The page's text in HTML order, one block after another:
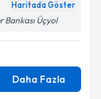
Haritada Göster
Bankası Üçyol
Daha Fazla